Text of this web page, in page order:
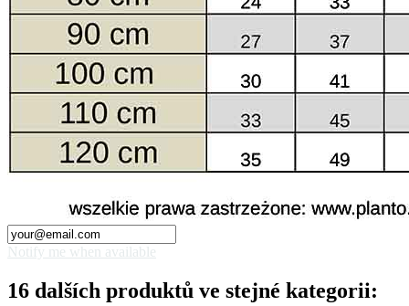
Notify me when available
16 dalších produktů ve stejné kategorii: